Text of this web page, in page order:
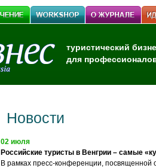
туристический
для
Новости
02 июля
Российские туристы в Венгрии – самые
В рамках пресс-конференции, посвященной